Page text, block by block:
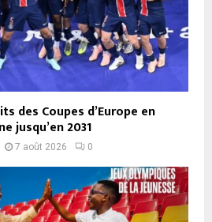
des Coupes d’Europe en
jusqu’en 2031
7 août 2026 0